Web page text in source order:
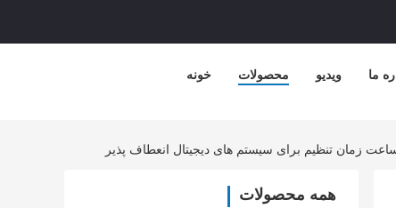
خونه محصولات ویدیو ما
همه محصولات